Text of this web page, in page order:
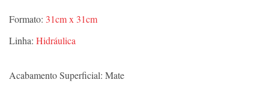
Formato: 31cm x 31cm
Linha: Hidráulica
Acabamento Superficial: Mate